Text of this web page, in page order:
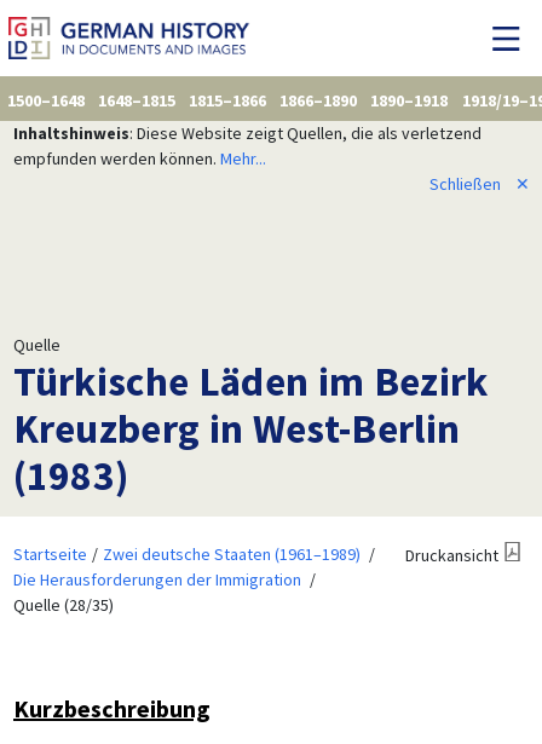
1500–1648 1648–1815 1815–1866 1866–1890 1890–1918
1918/
Inhaltshinweis: Diese Website zeigt Quellen, die als verletzend
empfunden werden können. Mehr...
Schließen
✕
Quelle
Türkische Läden im Bezirk
Kreuzberg in West-Berlin
(1983)
Startseite
Zwei deutsche Staaten (1961–1989)
Die Herausforderungen der Immigration
Quelle (28/35)
Druckansicht
Kurzbeschreibung